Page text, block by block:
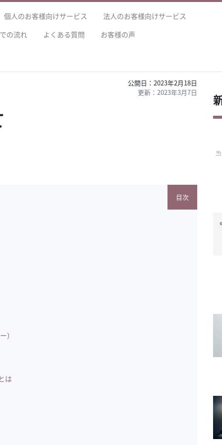
個人のお客様向けサービス
法人のお客様向けサービス
の流れ
よくある質問 お客様の声
2023年2月18日
2023年3月7日
目次
）
は